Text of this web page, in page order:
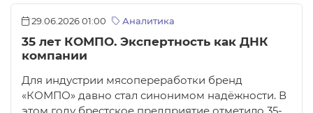
29.06.2026 01:00 Аналитика
35 лет КОМПО. Экспертность как ДНК
компании
Для индустрии мясопереработки бренд
«КОМПО» давно стал синонимом надёжности. В